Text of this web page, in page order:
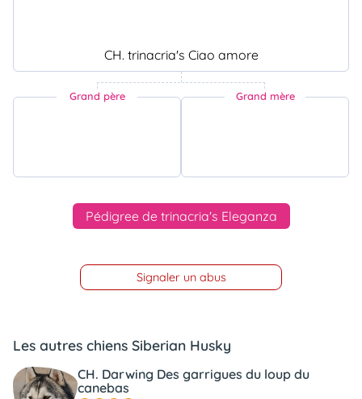
CH. trinacria's Ciao amore
Grand père Grand mère
Pédigree de trinacria's Eleganza
Signaler un abus
Les autres chiens Siberian Husky
CH. Darwing Des garrigues du loup du
canebas